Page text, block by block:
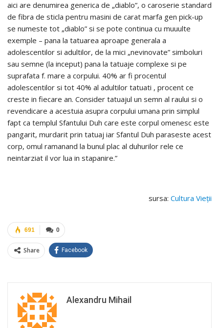
aici are denumirea generica de „diablo”, o caroserie standard
de fibra de sticla pentru masini de carat marfa gen pick-up
se numeste tot „diablo” si se pote continua cu muuulte
exemple – pana la tatuarea aproape generala a
adolescentilor si adultilor, de la mici „nevinovate” simboluri
sau semne (la inceput) pana la tatuaje complexe si pe
suprafata f. mare a corpului. 40% ar fi procentul
adolescentilor si tot 40% al adultilor tatuati , procent ce
creste in fiecare an. Consider tatuajul un semn al raului si o
revendicare a acestuia asupra corpului umana prin simplul
fapt ca templul Sfantului Duh care este corpul omenesc este
pangarit, murdarit prin tatuaj iar Sfantul Duh paraseste acest
corp, omul ramanand la bunul plac al duhurilor rele ce
neintarziat il vor lua in stapanire.”
sursa: Cultura Vieții
0
691
Share Facebook
Alexandru Mihail